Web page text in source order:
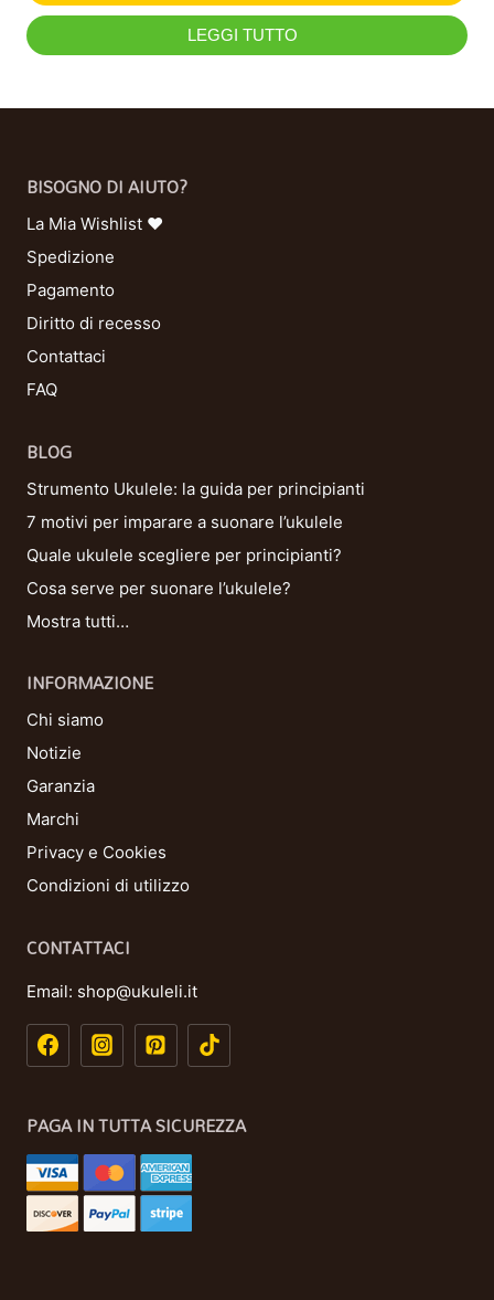
LEGGI TUTTO
BISOGNO DI AIUTO?
La Mia Wishlist ❤
Spedizione
Pagamento
Diritto di recesso
Contattaci
FAQ
BLOG
Strumento Ukulele: la guida per principianti
7 motivi per imparare a suonare l’ukulele
Quale ukulele scegliere per principianti?
Cosa serve per suonare l’ukulele?
Mostra tutti…
INFORMAZIONE
Chi siamo
Notizie
Garanzia
Marchi
Privacy e Cookies
Condizioni di utilizzo
CONTATTACI
Email: shop@ukuleli.it
PAGA IN TUTTA SICUREZZA